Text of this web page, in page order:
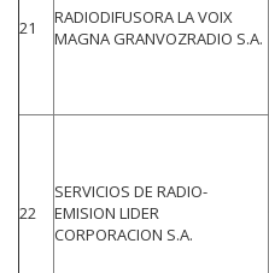
21
RADIODIFUSORA LA VOIX
MAGNA GRANVOZRADIO S.A.
22
SERVICIOS DE RADIO-
EMISION LIDER
CORPORACION S.A.